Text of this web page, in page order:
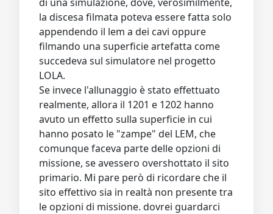
la discesa filmata poteva essere fatta solo
appendendo il lem a dei cavi oppure
filmando una superficie artefatta come
succedeva sul simulatore nel progetto
LOLA.
Se invece l'allunaggio è stato effettuato
realmente, allora il 1201 e 1202 hanno
avuto un effetto sulla superficie in cui
hanno posato le "zampe" del LEM, che
comunque faceva parte delle opzioni di
missione, se avessero overshottato il sito
primario. Mi pare però di ricordare che il
sito effettivo sia in realtà non presente tra
le opzioni di missione. dovrei guardarci